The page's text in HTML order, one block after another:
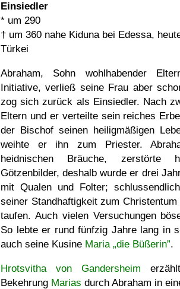
Einsiedler
* um 290
† um 360 nahe Kiduna bei Edessa,
Türkei
Abraham, Sohn wohlhabender
Initiative, verließ seine Frau aber
zog sich zurück als Einsiedler. Nach
Eltern und er verteilte sein reiches
der Bischof seinen heiligmäßigen
weihte er ihn zum Priester.
heidnischen Bräuche, zerstörte
Götzenbilder, deshalb wurde er drei
mit Qualen und Folter;
seiner Standhaftigkeit zum
taufen. Auch vielen Versuchungen
So lebte er rund fünfzig Jahre lang in
auch seine Kusine Maria die Büßerin .
Hrotsvitha von Gandersheim
Bekehrung Marias durch Abraham in